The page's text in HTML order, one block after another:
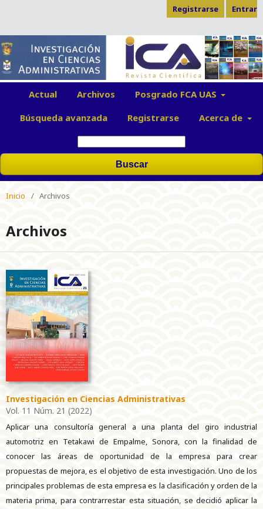
Actual Archivos
Posgrado FCA UAS
Búsqueda avanzada
Registrarse Acerca de
Buscar
Registrarse Entrar
Inicio / Archivos
Archivos
Investigación en Ciencias Administrativas
Vol. 11 Núm. 21 (2022)
Aplicar una consultoría general a una planta del giro industrial
automotriz en Tetakawi de Empalme, Sonora, con la finalidad de
conocer las áreas de oportunidad de la empresa para crear
propuestas de mejora, es el objetivo de esta investigación. Uno de los
principales problemas de esta empresa es la clasificación y orden de la
materia prima, para contrarrestar esta situación, se decidió aplicar la